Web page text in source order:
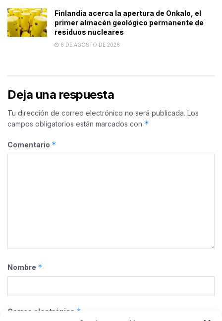
Finlandia acerca la apertura de Onkalo, el
primer almacén geológico permanente de
residuos nucleares
6 DE AGOSTO DE 2026
Deja una respuesta
Tu dirección de correo electrónico no será publicada. Los
campos obligatorios están marcados con *
Comentario *
Nombre *
Correo electrónico *